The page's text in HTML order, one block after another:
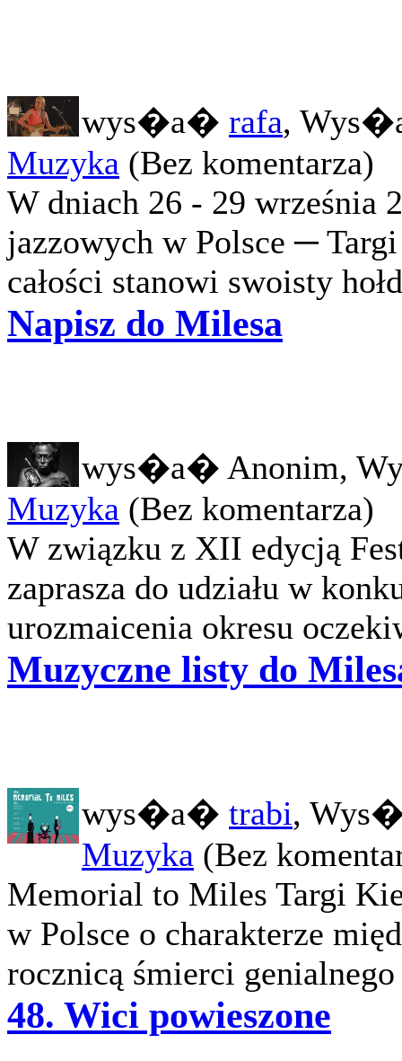
wys�a� rafa,
Muzyka (Bez komentarza)
W dniach 26 - 29 września
jazzowych w Polsce ─
całości stanowi swoisty
Napisz do Milesa
wys�a� Anonim,
Muzyka (Bez komentarza)
W związku z XII edycją
zaprasza do udziału w
urozmaicenia okresu
Muzyczne listy do
wys�a� trabi,
Muzyka (Bez
Memorial to Miles Targi
w Polsce o charakterze
rocznicą śmierci
48. Wici powieszone